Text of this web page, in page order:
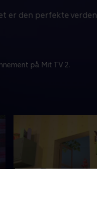
er den perfekte verden
på Mit TV 2.